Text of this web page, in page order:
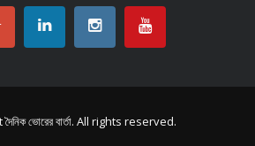
দৈনিক ভোরের বার্তা. All rights reserved.